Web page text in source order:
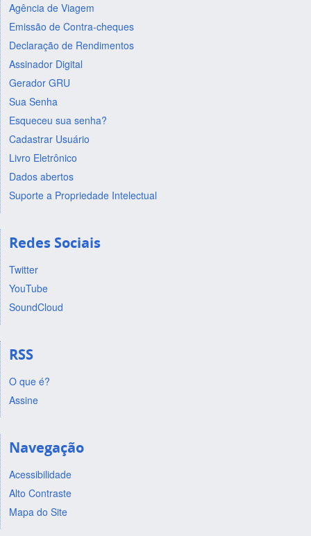
Agência de Viagem
Emissão de Contra-cheques
Declaração de Rendimentos
Assinador Digital
Gerador GRU
Sua Senha
Esqueceu sua senha?
Cadastrar Usuário
Livro Eletrônico
Dados abertos
Suporte a Propriedade Intelectual
Redes Sociais
Twitter
YouTube
SoundCloud
RSS
O que é?
Assine
Navegação
Acessibilidade
Alto Contraste
Mapa do Site